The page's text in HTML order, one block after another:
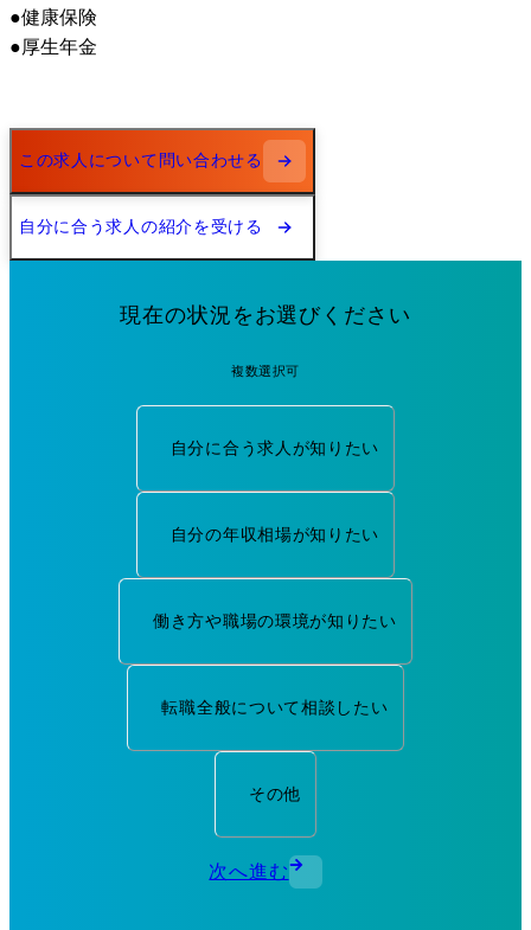
●健康保険
●厚生年金
この求人について問い合わせる
自分に合う求人の紹介を受ける
現在の状況をお選びください
複数選択可
自分に合う求人が知りたい
自分の年収相場が知りたい
働き方や職場の環境が知りたい
転職全般について相談したい
その他
次へ進む